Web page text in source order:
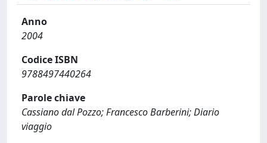
Anno
2004
Codice ISBN
9788497440264
Parole chiave
Cassiano dal Pozzo; Francesco Barberini; Diario
viaggio